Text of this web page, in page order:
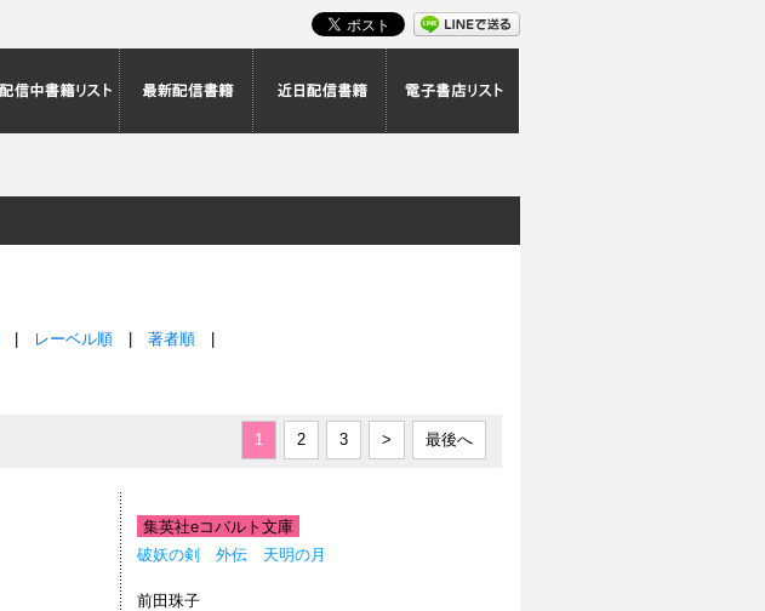
レーベル順 著者順
1 2 3 > 最後へ
集英社eコバルト文庫
破妖の剣 外伝 天明の月
前田珠子